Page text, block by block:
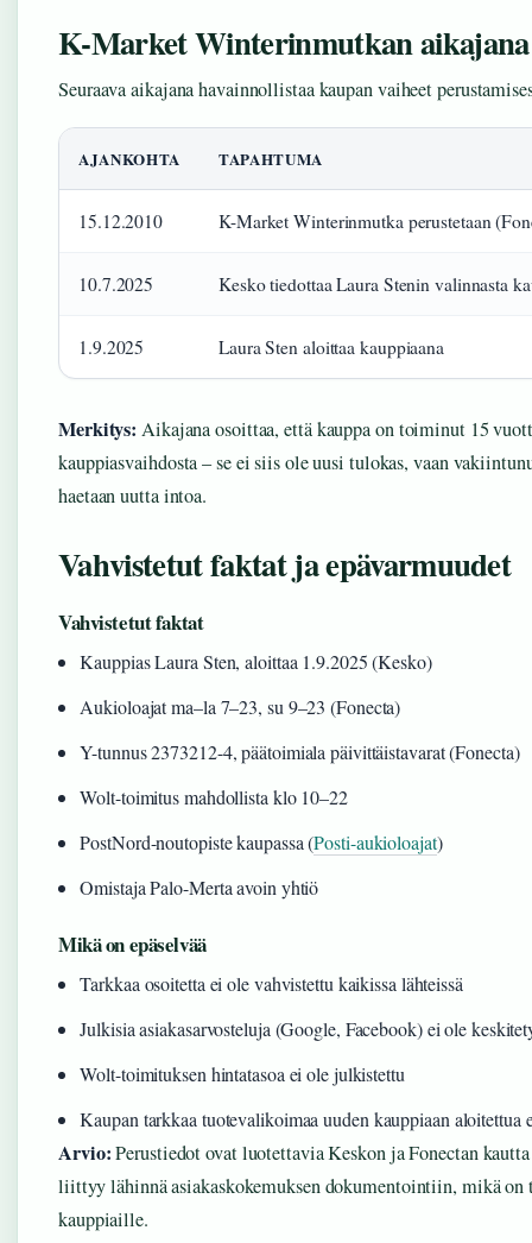
K-Market Winterinmutkan aikajana
Seuraava aikajana havainnollistaa kaupan vaiheet
AJANKOHTA TAPAHTUMA
15.12.2010 K-Market Winterinmutka perustetaan
10.7.2025 Kesko tiedottaa Laura Stenin valinnasta
1.9.2025 Laura Sten aloittaa kauppiaana
Merkitys: Aikajana osoittaa, että kauppa on toiminut 15
kauppiasvaihdosta – se ei siis ole uusi tulokas, vaan
haetaan uutta intoa.
Vahvistetut faktat ja epävarmuudet
Vahvistetut faktat
Kauppias Laura Sten, aloittaa 1.9.2025 (Kesko)
Aukioloajat ma–la 7–23, su 9–23 (Fonecta)
Y-tunnus 2373212-4, päätoimiala päivittäistavarat (Fonecta)
Wolt-toimitus mahdollista klo 10–22
PostNord-noutopiste kaupassa (Posti-aukioloajat)
Omistaja Palo-Merta avoin yhtiö
Mikä on epäselvää
Tarkkaa osoitetta ei ole vahvistettu kaikissa lähteissä
Julkisia asiakasarvosteluja (Google, Facebook) ei ole
Wolt-toimituksen hintatasoa ei ole julkistettu
Kaupan tarkkaa tuotevalikoimaa uuden kauppiaan aloitettua
Arvio:Perustiedot ovat luotettavia Keskon ja Fonectan
liittyy lähinnä asiakaskokemuksen dokumentointiin, mikä
kauppiaille.